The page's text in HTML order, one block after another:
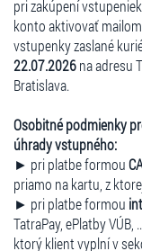
pri zakúpení
konto aktivovať
vstupenky zaslané
22.07.2026na adresu
Bratislava.
Osobitné podmienky
úhrady vstupného:
► pri platbe formou
priamo na kartu, z
► pri platbe formou
TatraPay, ePlatby
ktorý klient vyplní v